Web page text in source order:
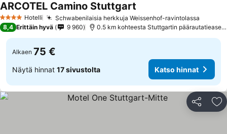
4 Tähtiluokitus
Hotelli Schwabenilaisia herkkuja Weissenhof-ravintolassa
ARCOTEL Camino Stuttgart
8,4 Erittäin hyvä 9 960 0.5 km kohteesta Stuttgartin päärautatieasema
Alkaen 75 €
Näytä hinnat 17 sivustolta Katso hinnat
Jaa